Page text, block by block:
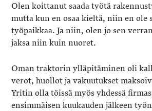
Olen koittanut saada työtä
mutta kun en osaa kieltä, niin en ole
työpaikkaa. Ja niin, olen jo sen
jaksa niin kuin nuoret.
Oman traktorin ylläpitäminen oli
verot, huollot ja vakuutukset
Yritin olla töissä myös yhdessä
ensimmäisen kuukauden jälkeen